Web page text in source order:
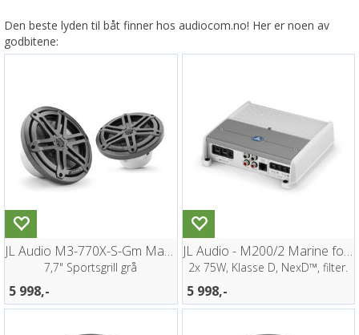
Den beste lyden til båt finner hos audiocom.no! Her er noen av
godbitene:
JL Audio M3-770X-S-Gm Marine høyttalere
7,7" Sportsgrill grå
5 998,-
JL Audio - M200/2 Marine forsterker 200W
2x 75W, Klasse D, NexD™, filter.
5 998,-